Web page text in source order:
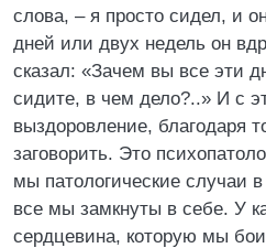
слова, – я просто сидел, и
дней или двух недель он
сказал: «Зачем вы все эти
сидите, в чем дело?..» И с
выздоровление, благодаря
заговорить. Это
мы патологические случаи
все мы замкнуты в себе. У
сердцевина, которую мы